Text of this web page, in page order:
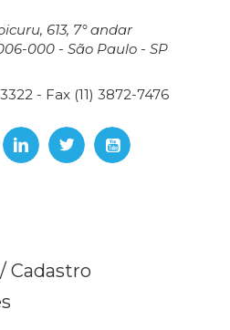
613, 7° andar
000 - São Paulo - SP
- Fax (11) 3872-7476
Cadastro